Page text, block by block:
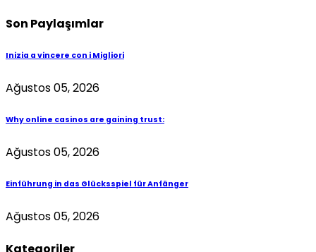
Son Paylaşımlar
Inizia a vincere con i Migliori
Ağustos 05, 2026
Why online casinos are gaining trust:
Ağustos 05, 2026
Einführung in das Glücksspiel für Anfänger
Ağustos 05, 2026